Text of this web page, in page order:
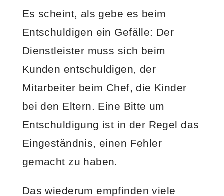
Es scheint, als gebe es beim
Entschuldigen ein Gefälle: Der
Dienstleister muss sich beim
Kunden entschuldigen, der
Mitarbeiter beim Chef, die Kinder
bei den Eltern. Eine Bitte um
Entschuldigung ist in der Regel das
Eingeständnis, einen Fehler
gemacht zu haben.
Das wiederum empfinden viele